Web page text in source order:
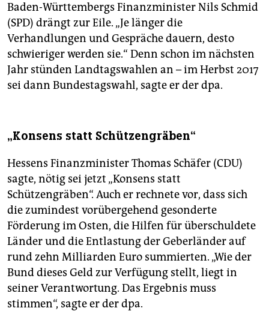
Baden-Württembergs Finanzminister Nils Schmid
(SPD) drängt zur Eile. „Je länger die
Verhandlungen und Gespräche dauern, desto
schwieriger werden sie.“ Denn schon im nächsten
Jahr stünden Landtagswahlen an – im Herbst 2017
sei dann Bundestagswahl, sagte er der dpa.
„Konsens statt Schützengräben“
Hessens Finanzminister Thomas Schäfer (CDU)
sagte, nötig sei jetzt „Konsens statt
Schützengräben“. Auch er rechnete vor, dass sich
die zumindest vorübergehend gesonderte
Förderung im Osten, die Hilfen für überschuldete
Länder und die Entlastung der Geberländer auf
rund zehn Milliarden Euro summierten. „Wie der
Bund dieses Geld zur Verfügung stellt, liegt in
seiner Verantwortung. Das Ergebnis muss
stimmen“, sagte er der dpa.